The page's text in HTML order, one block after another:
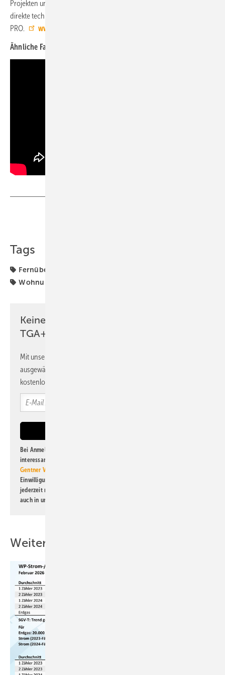
Projekten und Geräten zwischen Abteilungen und Mitarbeitern. Der
direkte technische Support von Systemair erfolgt ebenfalls über Save
PRO.
www.systemair.de
Ähnliche Fachartikel bündelt das
Tags
Fernüberwachung
Wohnungslüftung
Keine Zeit? Kein Problem mit dem
TGA+E Newsletter!
Mit unserem Newsletter erhalten Sie regelmäßig von uns
ausgewählte Informationen und Neuigkeiten, gebündelt und
kostenlos direkt ins Postfach.
Bei Anmeldung zu diesem Newsletter bin ich damit einverstanden, über
interessante Verlags- und Online-Angebote
Gentner Verlag GmbH & Co. KG
Einwilligung kann ich jederzeit widerrufen und eine Abmeldung ist
jederzeit möglich. Informationen zum Umgang mit Daten finden Sie
auch in unserer
Weitere Inhalte